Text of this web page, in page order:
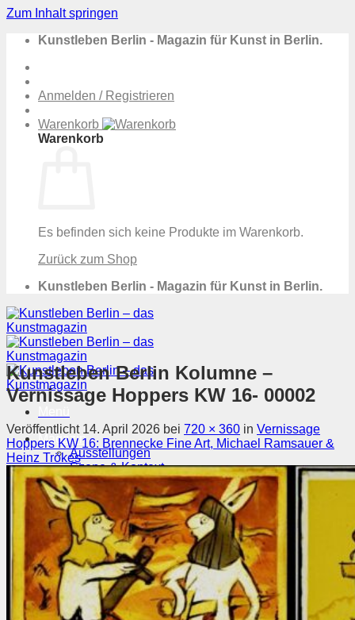
Zum Inhalt springen
Kunstleben Berlin - Magazin für Kunst in Berlin.
Anmelden / Registrieren
Warenkorb
Warenkorb
Es befinden sich keine Produkte im Warenkorb.
Zurück zum Shop
Kunstleben Berlin - Magazin für Kunst in Berlin.
Magazin
Ausstellungen
Szene & Kontext
Künstler entdecken
Videos
Kunstkalender
Orte
Suchen nach:
Suchen nach:
Kunstleben Berlin Kolumne –
Vernissage Hoppers KW 16- 00002
Veröffentlicht 14. April 2026 bei 720 × 360 in Vernissage
Hoppers KW 16: Brennecke Fine Art, Michael Ramsauer &
Heinz Trökes